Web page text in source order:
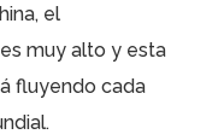
el
muy alto y esta
fluyendo cada